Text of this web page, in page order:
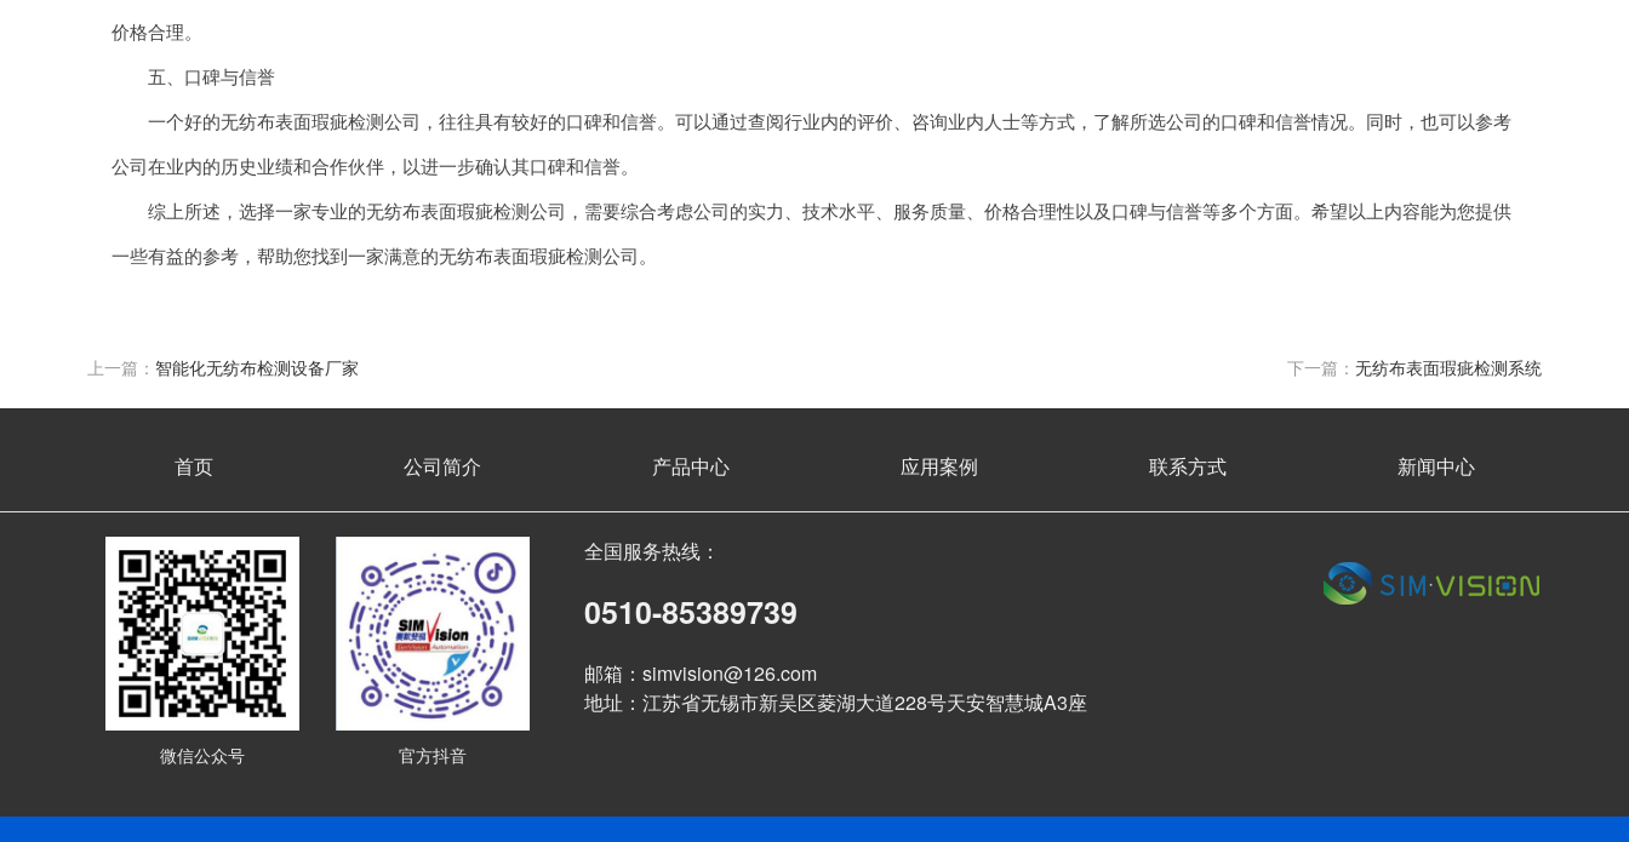
价格合理。
五、口碑与信誉
一个好的无纺布表面瑕疵检测公司，往往具有较好的口碑和信誉。可以通过查阅行业内的评价、咨询业内人士等方式，了解所选公司的口碑和信誉情况。同时，也可以参考
公司在业内的历史业绩和合作伙伴，以进一步确认其口碑和信誉。
综上所述，选择一家专业的无纺布表面瑕疵检测公司，需要综合考虑公司的实力、技术水平、服务质量、价格合理性以及口碑与信誉等多个方面。希望以上内容能为您提供
一些有益的参考，帮助您找到一家满意的无纺布表面瑕疵检测公司。
上一篇： 智能化无纺布检测设备厂家 下一篇： 无纺布表面瑕疵检测系统
首页 公司简介 产品中心 应用案例 联系方式 新闻中心
微信公众号 官方抖音
全国服务热线：
0510-85389739
邮箱：simvision@126.com
地址：江苏省无锡市新吴区菱湖大道228号天安智慧城A3座